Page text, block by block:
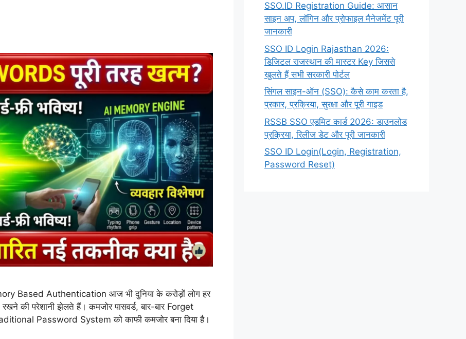
Based Authentication आज भी दुनिया के करोड़ों लोग हर
की परेशानी झेलते हैं। कमजोर पासवर्ड, बार-बार Forget
Password System को काफी कमजोर बना दिया है।
SSO.ID Registration Guide: आसान
साइन अप, लॉगिन और प्रोफाइल मैनेजमेंट पूरी
जानकारी
SSO ID Login Rajasthan 2026:
डिजिटल राजस्थान की मास्टर Key जिससे
खुलते हैं सभी सरकारी पोर्टल
सिंगल साइन-ऑन (SSO): कैसे काम करता है,
प्रकार, प्रक्रिया, सुरक्षा और पूरी गाइड
RSSB SSO एडमिट कार्ड 2026: डाउनलोड
प्रक्रिया, रिलीज डेट और पूरी जानकारी
SSO ID Login(Login, Registration,
Password Reset)